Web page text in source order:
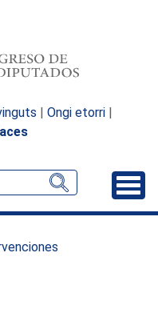
| Ongi etorri |